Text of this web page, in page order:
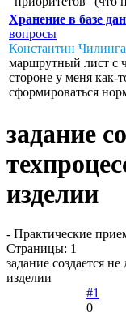
Хранение в базе
вопросы
Константин
маршрутный лист с
стороне у меня как-
сформироваться
задание
изделии
- Практические
Страницы: 1
задание создается
изделии
#1
0